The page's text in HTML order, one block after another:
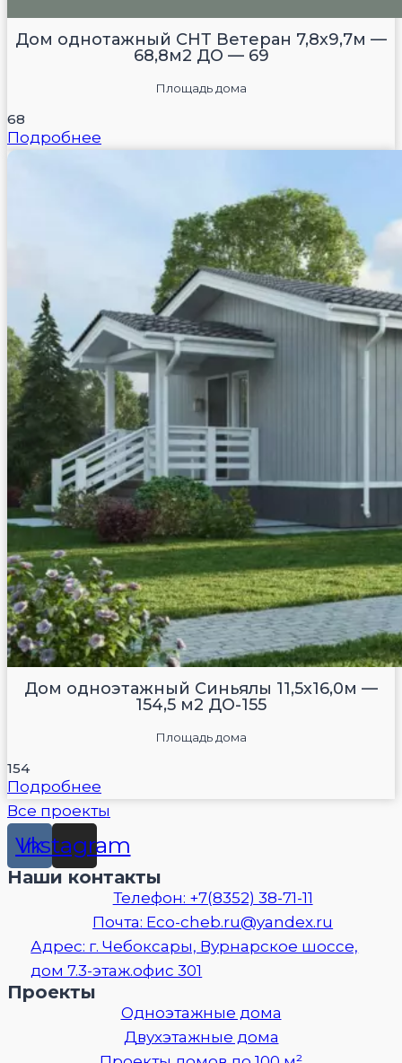
Дом однотажный СНТ Ветеран 7,8х9,7м —
68,8м2 ДО — 69
Площадь дома
68
Подробнее
Дом одноэтажный Синьялы 11,5х16,0м —
154,5 м2 ДО-155
Площадь дома
154
Подробнее
Все проекты
Vk
Instagram
Наши контакты
Телефон: +7(8352) 38-71-11
Почта: Eco-cheb.ru@yandex.ru
Адрес: г. Чебоксары, Вурнарское шоссе,
дом 7.3-этаж.офис 301
Проекты
Одноэтажные дома
Двухэтажные дома